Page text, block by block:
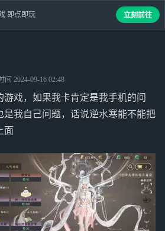
间 2024-09-16 02:48
戏，如果我卡肯定是我手机的问
是我自己问题，话说逆水寒能不能把
面
即点即玩 立刻前往